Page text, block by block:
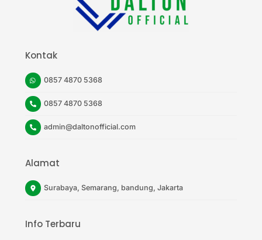
Kontak
0857 4870 5368
0857 4870 5368
admin@daltonofficial.com
Alamat
Surabaya, Semarang, bandung, Jakarta
Info Terbaru